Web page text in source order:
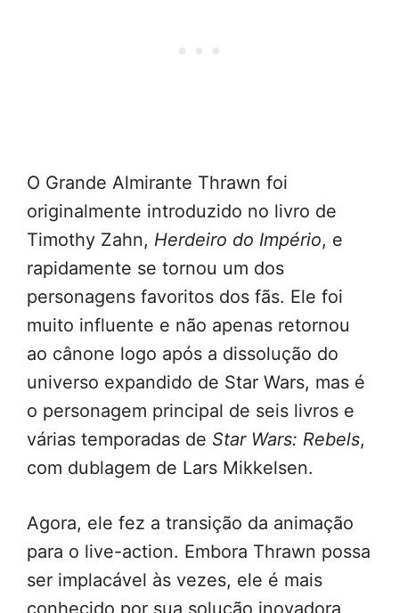
O Grande Almirante Thrawn foi
originalmente introduzido no livro de
Timothy Zahn, Herdeiro do Império, e
rapidamente se tornou um dos
personagens favoritos dos fãs. Ele foi
muito influente e não apenas retornou
ao cânone logo após a dissolução do
universo expandido de Star Wars, mas é
o personagem principal de seis livros e
várias temporadas de Star Wars: Rebels,
com dublagem de Lars Mikkelsen.
Agora, ele fez a transição da animação
para o live-action. Embora Thrawn possa
ser implacável às vezes, ele é mais
conhecido por sua solução inovadora